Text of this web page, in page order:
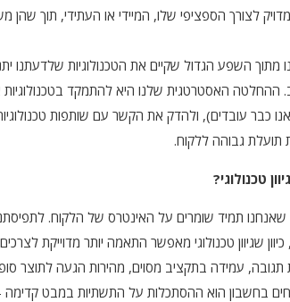
לצורך הספציפי שלו, המיידי או העתידי, תוך
מתוך השפע הגדול שקיים את הטכנולוגיות שלדעתנו
ההחלטה האסטרטגית שלנו היא להתמקד בטכנולוגיות
אנו כבר עובדים), ולהדק את הקשר עם שותפות
תועלת גבוהה ללקוח.
טכנולוגי?
תמיד שומרים על האינטרס של הלקוח.
שגיוון טכנולוגי מאפשר התאמה יותר מדוייקת
תגובה, עמידה בתקציב מסוים, מהירות הגעה לתוצר
בחשבון הוא ההסתכלות על התשתיות במבט קדימה